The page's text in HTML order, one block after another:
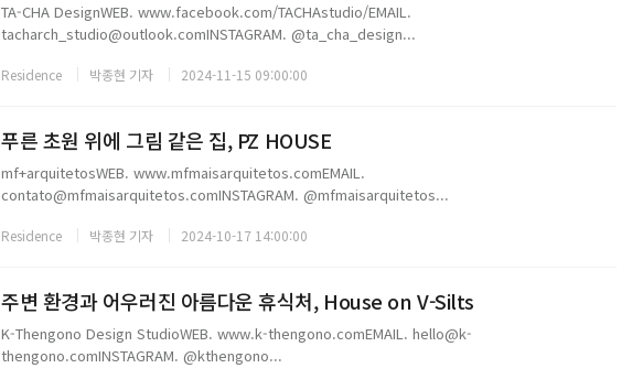
TA-CHA DesignWEB. www.facebook.com/TACHAstudio/EMAIL.
tacharch_studio@outlook.comINSTAGRAM. @ta_cha_design...
Residence 박종현 기자 2024-11-15 09:00:00
푸른 초원 위에 그림 같은 집, PZ HOUSE
mf+arquitetosWEB. www.mfmaisarquitetos.comEMAIL.
contato@mfmaisarquitetos.comINSTAGRAM. @mfmaisarquitetos...
Residence 박종현 기자 2024-10-17 14:00:00
주변 환경과 어우러진 아름다운 휴식처, House on V-Silts
K-Thengono Design StudioWEB. www.k-thengono.comEMAIL. hello@k-
thengono.comINSTAGRAM. @kthengono...